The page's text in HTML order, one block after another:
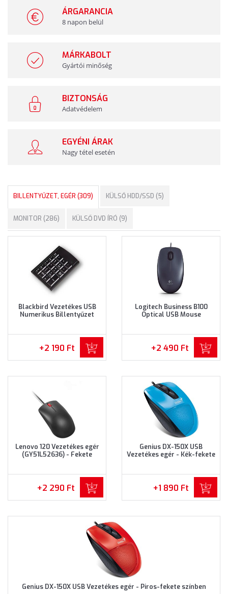
ÁRGARANCIA
8 napon belül
MÁRKABOLT
Gyártói minőség
BIZTONSÁG
Adatvédelem
EGYÉNI ÁRAK
Nagy tétel esetén
BILLENTYŰZET, EGÉR (309) KÜLSŐ HDD/SSD (5)
MONITOR (286) KÜLSŐ DVD ÍRÓ (9)
Blackbird Vezetékes USB
Numerikus Billentyűzet
+2 190 Ft
Logitech Business B100
Optical USB Mouse
+2 490 Ft
Lenovo 120 Vezetékes egér
(GY51L52636) - Fekete
+2 290 Ft
Genius DX-150X USB
Vezetékes egér - Kék-fekete
+1 890 Ft
Genius DX-150X USB Vezetékes egér - Piros-fekete színben